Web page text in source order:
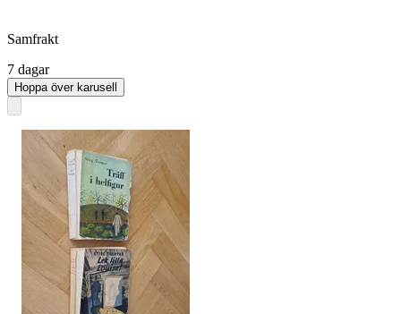
Samfrakt
7 dagar
Hoppa över karusell